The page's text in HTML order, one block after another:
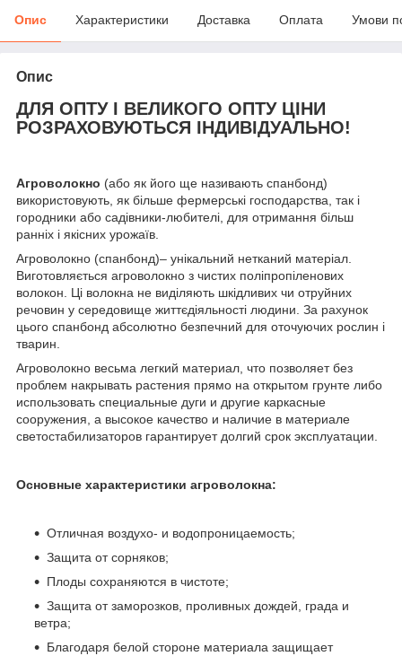
Опис Характеристики Доставка Оплата Умови
Опис
ДЛЯ ОПТУ І ВЕЛИКОГО ОПТУ ЦІНИ
РОЗРАХОВУЮТЬСЯ ІНДИВІДУАЛЬНО!
Агроволокно (або як його ще називають спанбонд)
використовують, як більше фермерські господарства, так і
городники або садівники-любителі, для отримання більш
ранніх і якісних урожаїв.
Агроволокно (спанбонд)– унікальний нетканий матеріал.
Виготовляється агроволокно з чистих поліпропіленових
волокон. Ці волокна не виділяють шкідливих чи отруйних
речовин у середовище життєдіяльності людини. За рахунок
цього спанбонд абсолютно безпечний для оточуючих рослин і
тварин.
Агроволокно весьма легкий материал, что позволяет без
проблем накрывать растения прямо на открытом грунте либо
использовать специальные дуги и другие каркасные
сооружения, а высокое качество и наличие в материале
светостабилизаторов гарантирует долгий срок эксплуатации.
Основные характеристики агроволокна:
Отличная воздухо- и водопроницаемость;
Защита от сорняков;
Плоды сохраняются в чистоте;
Защита от заморозков, проливных дождей, града и
ветра;
Благодаря белой стороне материала защищает